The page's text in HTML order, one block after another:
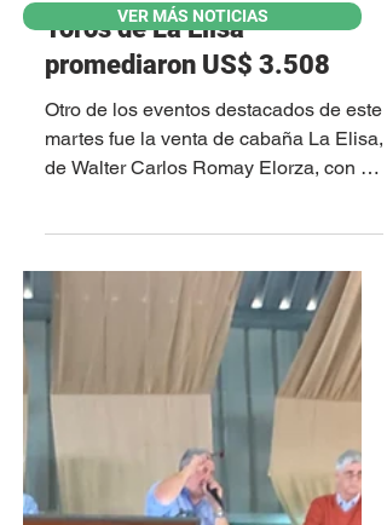
Toros de La Elisa
promediaron US$ 3.508
Otro de los eventos destacados de este
martes fue la venta de cabaña La Elisa,
martillo de...
VER MÁS NOTICIAS